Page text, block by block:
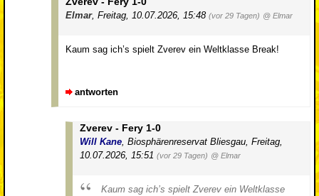
Elmar, Freitag, 10.07.2026, 15:48 (vor 29 Tagen) @ Elmar
Kaum sag ich’s spielt Zverev ein Weltklasse Break!
antworten
Zverev - Fery 1-0
Will Kane, Biosphärenreservat Bliesgau, Freitag,
10.07.2026, 15:51 (vor 29 Tagen) @ Elmar
Kaum sag ich’s spielt Zverev ein Weltklasse